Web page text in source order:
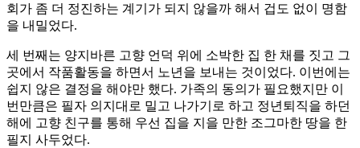
회가 좀 더 정진하는 계기가 되지 않을까 해서 겁도 없이 명함
을 내밀었다.
세 번째는 양지바른 고향 언덕 위에 소박한 집 한 채를 짓고 그
곳에서 작품활동을 하면서 노년을 보내는 것이었다. 이번에는
쉽지 않은 결정을 해야만 했다. 가족의 동의가 필요했지만 이
번만큼은 필자 의지대로 밀고 나가기로 하고 정년퇴직을 하던
해에 고향 친구를 통해 우선 집을 지을 만한 조그마한 땅을 한
필지 사두었다.